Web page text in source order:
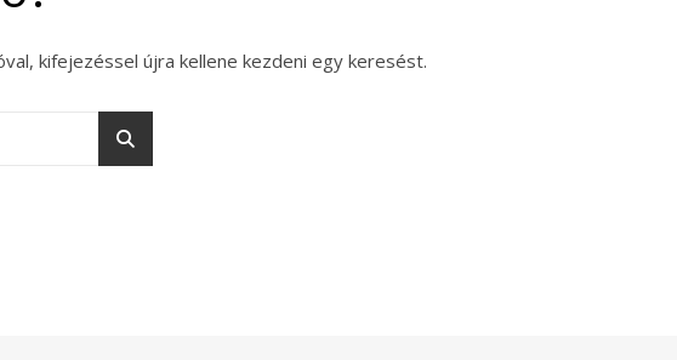
kifejezéssel újra kellene kezdeni egy keresést.